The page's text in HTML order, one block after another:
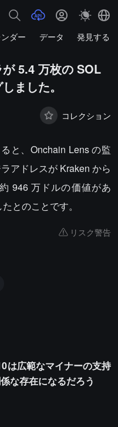
ダー データ 発見する
5.4 万枚の SOL
ました。
コレクション
と、Onchain Lens の監
アドレスが Kraken から
946 万ドルの価値があ
とのことです。
リスク警告
は広範なマイナーの支持
な存在になるだろう